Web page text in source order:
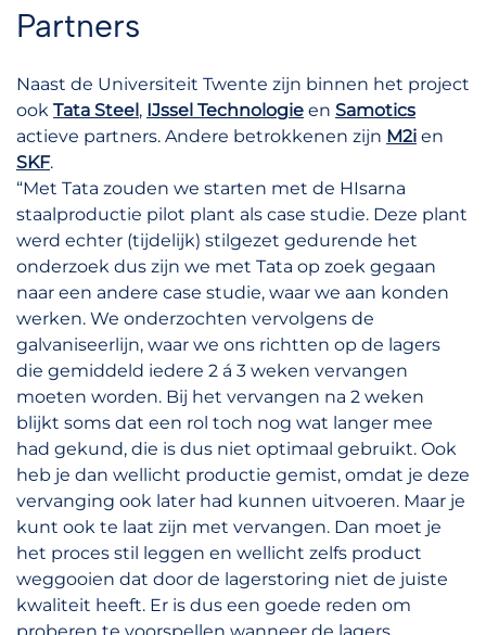
Partners
Naast de Universiteit Twente zijn binnen het project
ook Tata Steel, IJssel Technologie en Samotics
actieve partners. Andere betrokkenen zijn M2i en
SKF.
“Met Tata zouden we starten met de HIsarna
staalproductie pilot plant als case studie. Deze plant
werd echter (tijdelijk) stilgezet gedurende het
onderzoek dus zijn we met Tata op zoek gegaan
naar een andere case studie, waar we aan konden
werken. We onderzochten vervolgens de
galvaniseerlijn, waar we ons richtten op de lagers
die gemiddeld iedere 2 á 3 weken vervangen
moeten worden. Bij het vervangen na 2 weken
blijkt soms dat een rol toch nog wat langer mee
had gekund, die is dus niet optimaal gebruikt. Ook
heb je dan wellicht productie gemist, omdat je deze
vervanging ook later had kunnen uitvoeren. Maar je
kunt ook te laat zijn met vervangen. Dan moet je
het proces stil leggen en wellicht zelfs product
weggooien dat door de lagerstoring niet de juiste
kwaliteit heeft. Er is dus een goede reden om